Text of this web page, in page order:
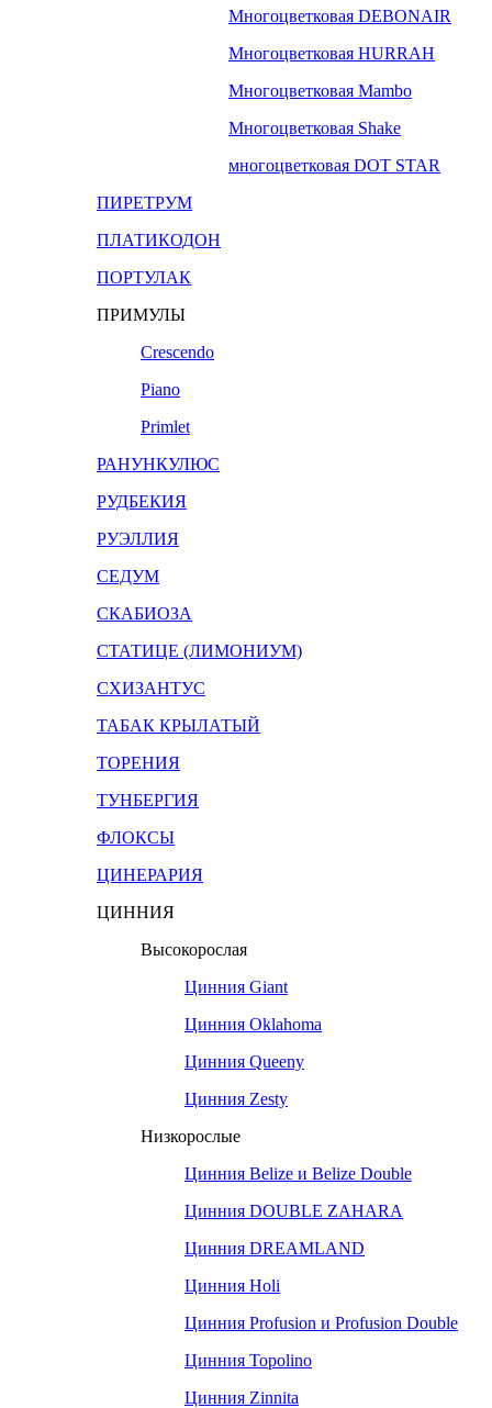
Многоцветковая DEBONAIR
Многоцветковая HURRAH
Многоцветковая Mambo
Многоцветковая Shake
многоцветковая DOT STAR
ПИРЕТРУМ
ПЛАТИКОДОН
ПОРТУЛАК
ПРИМУЛЫ
Crescendo
Piano
Primlet
РАНУНКУЛЮС
РУДБЕКИЯ
РУЭЛЛИЯ
СЕДУМ
СКАБИОЗА
СТАТИЦЕ (ЛИМОНИУМ)
СХИЗАНТУС
ТАБАК КРЫЛАТЫЙ
ТОРЕНИЯ
ТУНБЕРГИЯ
ФЛОКСЫ
ЦИНЕРАРИЯ
ЦИННИЯ
Высокорослая
Цинния Giant
Цинния Oklahoma
Цинния Queeny
Цинния Zesty
Низкорослые
Цинния Belize и Belize Double
Цинния DOUBLE ZAHARA
Цинния DREAMLAND
Цинния Holi
Цинния Profusion и Profusion Double
Цинния Topolino
Цинния Zinnita